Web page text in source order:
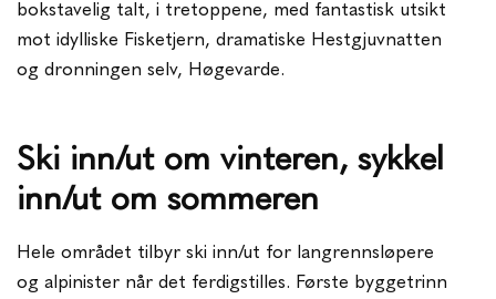
bokstavelig talt, i tretoppene, med fantastisk utsikt
mot idylliske Fisketjern, dramatiske Hestgjuvnatten
og dronningen selv, Høgevarde.
Ski inn/ut om vinteren, sykkel
inn/ut om sommeren
Hele området tilbyr ski inn/ut for langrennsløpere
og alpinister når det ferdigstilles. Første byggetrinn